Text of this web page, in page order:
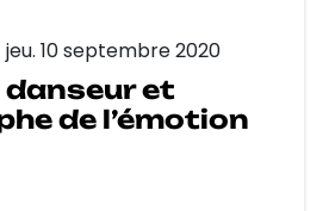
jeu. 10 septembre 2020
danseur et
de l’émotion